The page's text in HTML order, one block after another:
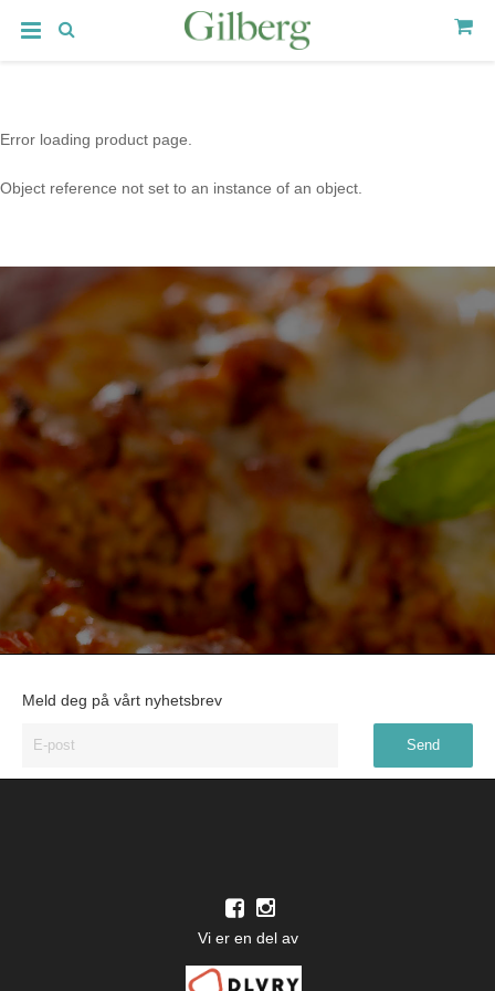
Error loading product page.
Object reference not set to an instance of an object.
Meld deg på vårt nyhetsbrev
Vi er en del av